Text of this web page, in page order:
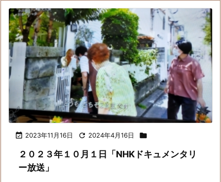
 2023年11月16日  2024年4月16日 
２０２３年１０月１日「NHKドキュメンタリ
ー放送」